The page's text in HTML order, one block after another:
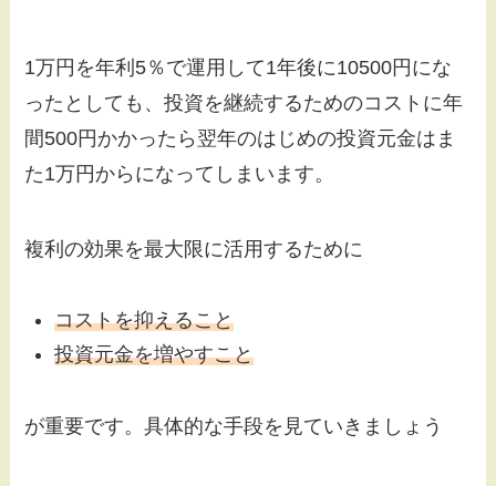
1万円を年利5％で運用して1年後に10500円にな
ったとしても、投資を継続するためのコストに年
間500円かかったら翌年のはじめの投資元金はま
た1万円からになってしまいます。
複利の効果を最大限に活用するために
コストを抑えること
投資元金を増やすこと
が重要です。具体的な手段を見ていきましょう